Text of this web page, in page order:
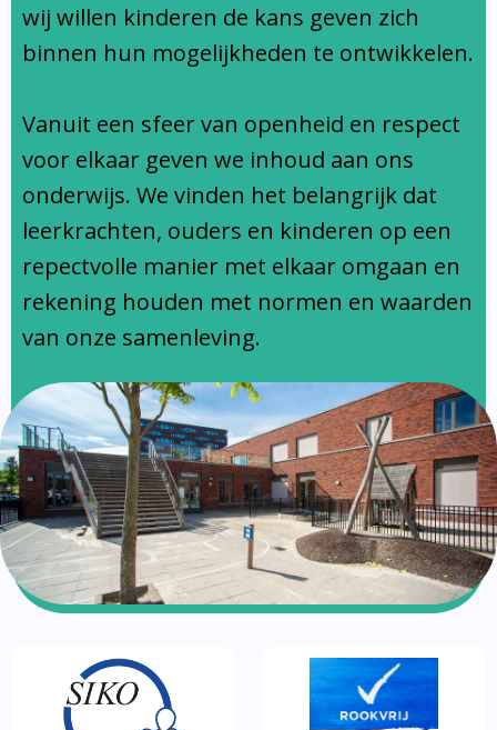
Ondersteuningsprofiel
wij willen kinderen de kans geven zich
binnen hun mogelijkheden te ontwikkelen.
Vanuit een sfeer van openheid en respect
voor elkaar geven we inhoud aan ons
onderwijs. We vinden het belangrijk dat
leerkrachten, ouders en kinderen op een
repectvolle manier met elkaar omgaan en
rekening houden met normen en waarden
van onze samenleving.